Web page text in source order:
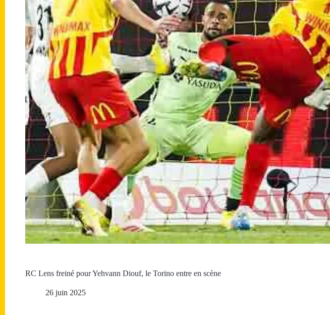
RC Lens freiné pour Yehvann Diouf, le Torino entre en scène
26 juin 2025